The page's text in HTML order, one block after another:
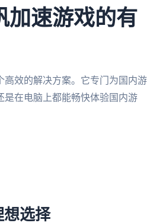
加速游戏的有
高效的解决方案。它专门为国内游
是在电脑上都能畅快体验国内游
想选择